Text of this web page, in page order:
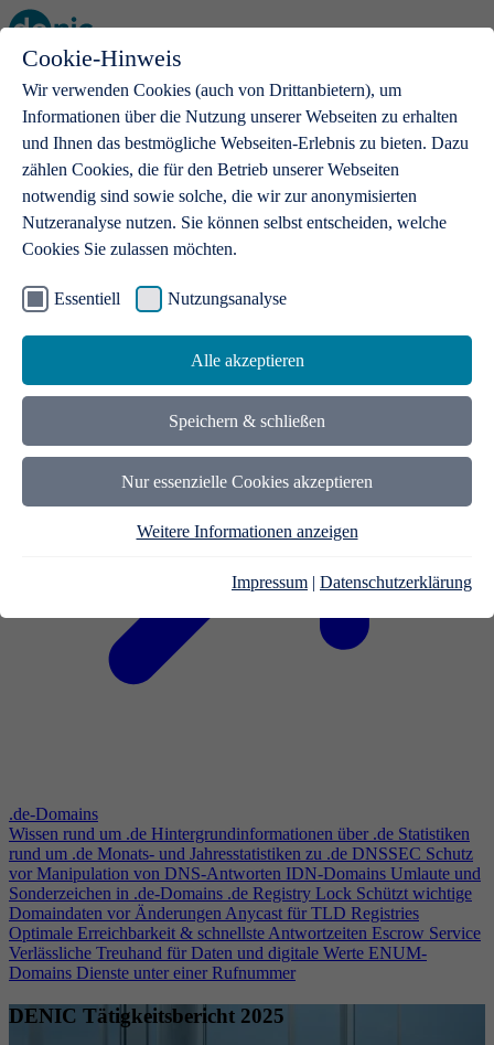
Cookie-Hinweis
Wir verwenden Cookies (auch von Drittanbietern), um
Informationen über die Nutzung unserer Webseiten zu erhalten
und Ihnen das bestmögliche Webseiten-Erlebnis zu bieten. Dazu
zählen Cookies, die für den Betrieb unserer Webseiten
notwendig sind sowie solche, die wir zur anonymisierten
Nutzeranalyse nutzen. Sie können selbst entscheiden, welche
Cookies Sie zulassen möchten.
Essentiell Nutzungsanalyse
Alle akzeptieren
Speichern & schließen
Nur essenzielle Cookies akzeptieren
Weitere Informationen anzeigen
Impressum | Datenschutzerklärung
Open main menu
.de-Domains
Mit einer .de-Domain erhalten Ideen eine Bühne
.de-Domains
Wissen rund um .de Hintergrundinformationen über .de Statistiken
rund um .de Monats- und Jahresstatistiken zu .de DNSSEC Schutz
vor Manipulation von DNS-Antworten IDN-Domains Umlaute und
Sonderzeichen in .de-Domains .de Registry Lock Schützt wichtige
Domaindaten vor ÄnderungenAnycast für TLD Registries
Optimale Erreichbarkeit & schnellste Antwortzeiten Escrow Service
Verlässliche Treuhand für Daten und digitale Werte ENUM-
Domains Dienste unter einer Rufnummer
DENIC Tätigkeitsbericht 2025